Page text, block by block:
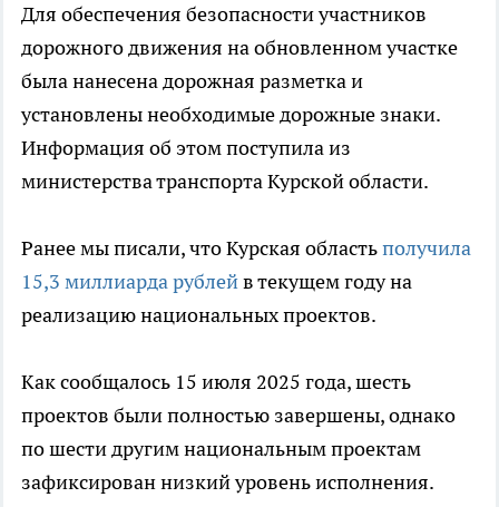
Для обеспечения безопасности участников
дорожного движения на обновленном участке
была нанесена дорожная разметка и
установлены необходимые дорожные знаки.
Информация об этом поступила из
министерства транспорта Курской области.
Ранее мы писали, что Курская областьполучила
15,3 миллиарда рублейв текущем году на
реализацию национальных проектов.
Как сообщалось 15 июля 2025 года, шесть
проектов были полностью завершены, однако
по шести другим национальным проектам
зафиксирован низкий уровень исполнения.